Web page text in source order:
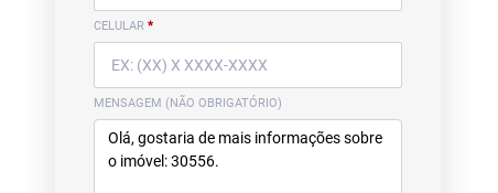
CELULAR *
MENSAGEM (NÃO OBRIGATÓRIO)